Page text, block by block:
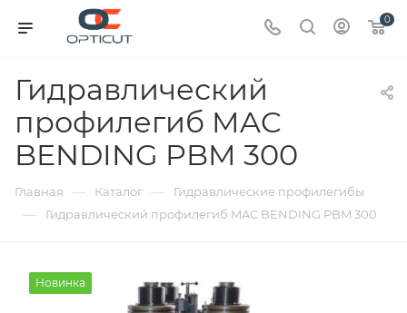
0
Гидравлический
профилегиб MAC
BENDING PBM 300
Главная — Каталог — Гидравлические профилегибы
— Гидравлический профилегиб MAC BENDING PBM 300
Новинка